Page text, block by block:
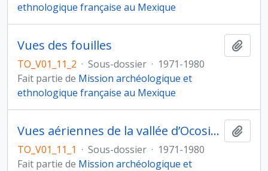
ethnologique française au Mexique
Vues des fouilles
TO_V01_11_2 · Sous-dossier · 1971-1980
Fait partie de Mission archéologique et
ethnologique française au Mexique
Vues aériennes de la vallée d’Ocosingo
TO_V01_11_1 · Sous-dossier · 1971-1980
Fait partie de Mission archéologique et